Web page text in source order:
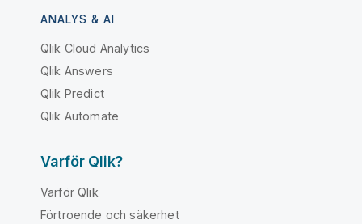
ANALYS & AI
Qlik Cloud Analytics
Qlik Answers
Qlik Predict
Qlik Automate
Varför Qlik?
Varför Qlik
Förtroende och säkerhet